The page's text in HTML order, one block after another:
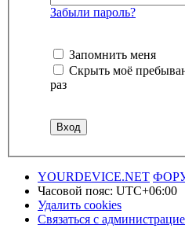
Забыли пароль?
Запомнить меня
Скрыть моё
раз
YOURDEVICE.NET
Часовой пояс: UTC+06:00
Удалить cookies
Связаться с